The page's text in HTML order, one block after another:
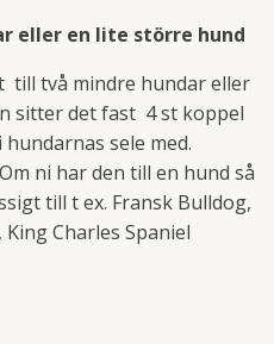
eller en lite större hund
till två mindre hundar eller
sitter det fast 4 st koppel
sele med.
ni har den till en hund så
till t ex. Fransk Bulldog,
Charles Spaniel